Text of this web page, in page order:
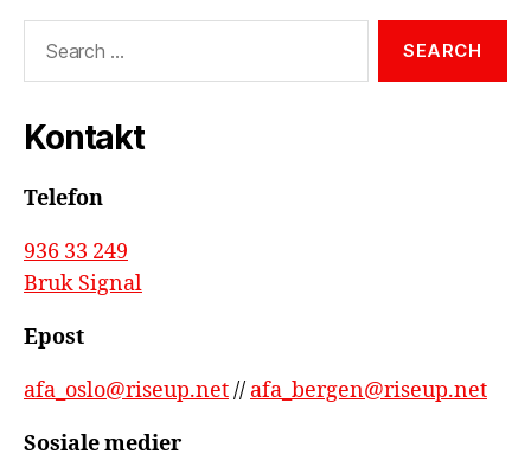
Kontakt
Telefon
936 33 249
Bruk Signal
Epost
afa_oslo@riseup.net// afa_bergen@riseup.net
Sosiale medier